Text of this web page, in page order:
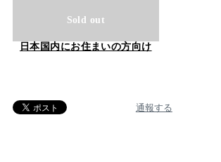
Sold out
日本国内にお住まいの方向け
通報する